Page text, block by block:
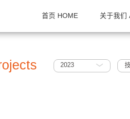
首页 HOME 关
2023